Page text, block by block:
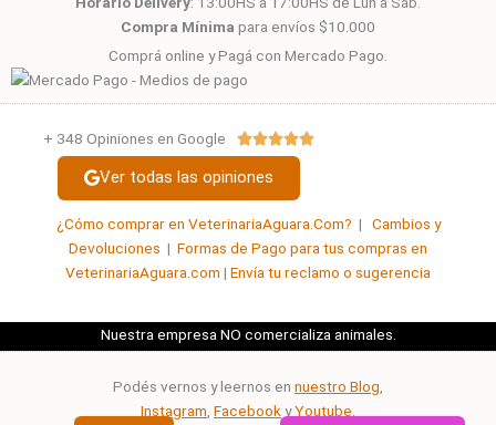
Compra Mínima para envíos $10.000
Comprá online y Pagá con Mercado Pago.
+ 348 Opiniones en Google Valorado
Ver todas las opiniones
¿Cómo comprar en VeterinariaAguara.Com? | Cambios y
Devoluciones | Formas de Pago para tus compras en
VeterinariaAguara.com | Envía tu reclamo o sugerencia
Nuestra empresa NO comercializa animales.
Podés vernos y leernos en nuestro Blog
Instagram FacebookyYoutube